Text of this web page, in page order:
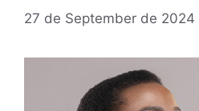
27 de September de 2024